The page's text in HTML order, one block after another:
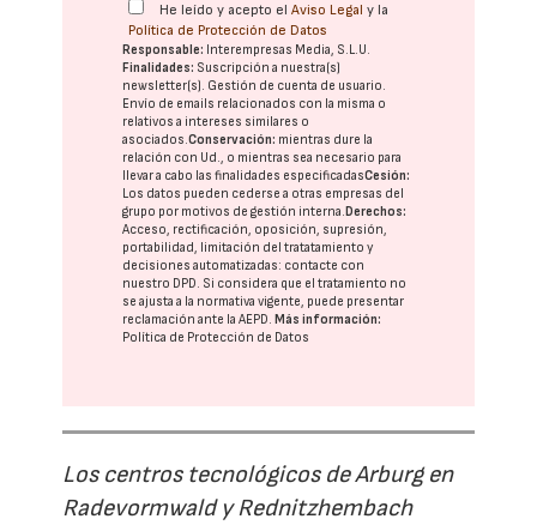
He leído y acepto elAviso Legal y la
Política de Protección de Datos
Responsable: Interempresas Media, S.L.U.
Finalidades: Suscripción a nuestra(s)
newsletter(s). Gestión de cuenta de usuario.
Envío de emails relacionados con la misma o
relativos a intereses similares o
asociados.Conservación: mientras dure la
relación con Ud., o mientras sea necesario para
llevar a cabo las finalidades especificadasCesión:
Los datos pueden cederse a otras empresas del
grupo por motivos de gestión interna. Derechos:
Acceso, rectificación, oposición, supresión,
portabilidad, limitación del tratatamiento y
decisiones automatizadas: contacte con
nuestro DPD. Si considera que el tratamiento no
se ajusta a la normativa vigente, puede presentar
reclamación ante laAEPD. Más información:
Política de Protección de Datos
Los centros tecnológicos de Arburg en
Radevormwald y Rednitzhembach